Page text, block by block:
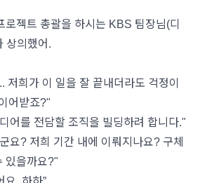
로젝트 총괄을 하시는 KBS 팀장님(디
상의했어.
저희가 이 일을 잘 끝내더라도 걱정이
어받죠?"
어를 전담할 조직을 빌딩하려 합니다."
요? 저희 기간 내에 이뤄지나요? 구체
있을까요?"